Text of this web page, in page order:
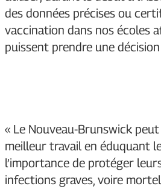
des données précises ou
vaccination dans nos écoles
puissent prendre une
« Le Nouveau-Brunswick
meilleur travail en éduquant
l’importance de protéger
infections graves, voire